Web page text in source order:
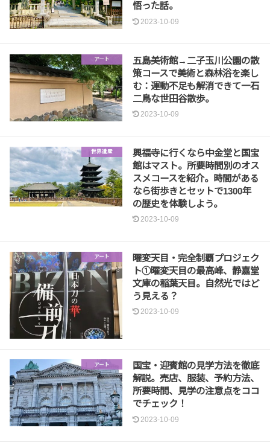
悟った話。
2023-10-09
アート
五島美術館→二子玉川公園の散
策コースで美術と森林浴を楽し
む：運動不足も解消できて一石
二鳥な世田谷散歩。
2023-10-09
世界遺産
興福寺に行くなら中金堂と国宝
館はマスト。所要時間別のオス
スメコースを紹介。時間がある
なら街歩きとセットで1300年
の歴史を体験しよう。
2023-10-09
アート
曜変天目・完全制覇プロジェク
ト①曜変天目の最高峰、静嘉堂
文庫の稲葉天目。自然光ではど
う見える？
2023-10-09
アート
国宝・迎賓館の見学方法を徹底
解説。売店、服装、予約方法、
所要時間、見学の注意点をココ
でチェック！
2023-10-09